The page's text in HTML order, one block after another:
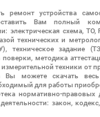
ремонт устройства
Вам полный
электрическая схема,
технических и
техническое задание
методика
техники от
Вы можете скачать
для работы
нормативно-правовых
закон,